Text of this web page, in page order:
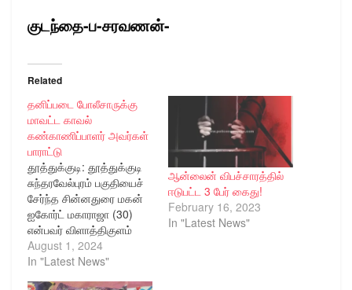
குடந்தை-ப-சரவணன்-
Related
தனிப்படை போலீசாருக்கு
மாவட்ட காவல்
கண்காணிப்பாளர் அவர்கள்
பாராட்டு
தூத்துக்குடி: தூத்துக்குடி
சுந்தரவேல்புரம் பகுதியைச்
சேர்ந்த சின்னதுரை மகன்
ஐகோர்ட் மகாராஜா (30)
என்பவர் விளாத்திகுளம்
காவல் நிலைய
எல்லைக்குட்பட்ட பகுதியில்
August 1, 2024
In "Latest News"
ஆன்லைன் விபச்சாரத்தில்
ஈடுபட்ட 3 பேர் கைது!
February 16, 2023
In "Latest News"